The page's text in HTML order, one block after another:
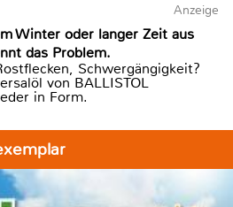
Anzeige
Winter oder langer Zeit aus
das Problem.
Schwergängigkeit?
von BALLISTOL
in Form.